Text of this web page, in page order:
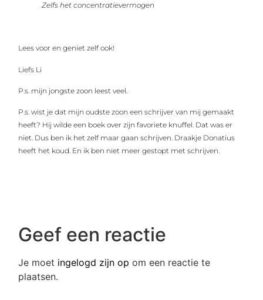
Zelfs het concentratievermogen
Lees voor en geniet zelf ook!
Liefs Li
P.s. mijn jongste zoon leest veel.
P.s. wist je dat mijn oudste zoon een schrijver van mij gemaakt
heeft? Hij wilde een boek over zijn favoriete knuffel. Dat was er
niet. Dus ben ik het zelf maar gaan schrijven. Draakje Donatius
heeft het koud. En ik ben niet meer gestopt met schrijven.
Geef een reactie
Je moet ingelogd zijn op om een reactie te
plaatsen.